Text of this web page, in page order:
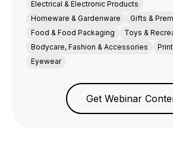
Electrical & Electronic Products
Homeware & Gardenware
Gifts &
Food & Food Packaging
Toys &
Bodycare, Fashion & Accessories
Eyewear
Get Webinar